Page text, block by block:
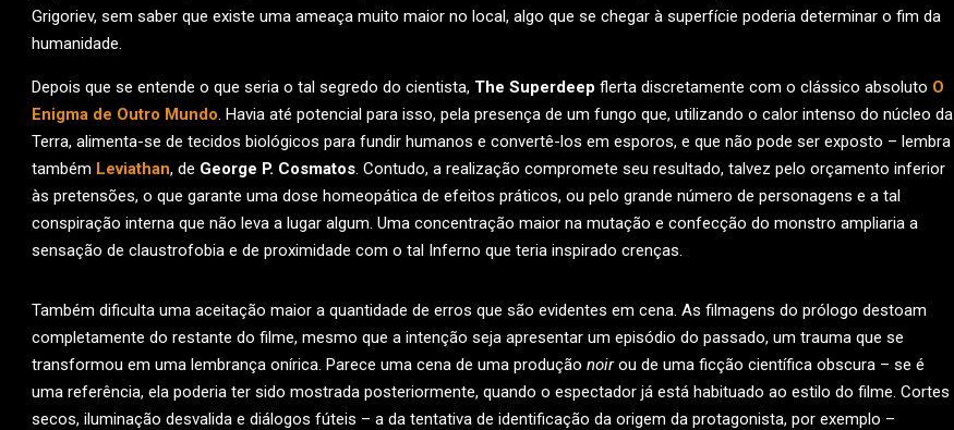
Grigoriev, sem saber que existe uma ameaça muito maior no local, algo que se chegar à superfície poderia determinar o fim da
humanidade.
Depois que se entende o que seria o tal segredo do cientista, The Superdeep flerta discretamente com o clássico absoluto O
Enigma de Outro Mundo. Havia até potencial para isso, pela presença de um fungo que, utilizando o calor intenso do núcleo da
Terra, alimenta-se de tecidos biológicos para fundir humanos e convertê-los em esporos, e que não pode ser exposto – lembra
também Leviathan, de George P. Cosmatos. Contudo, a realização compromete seu resultado, talvez pelo orçamento inferior
às pretensões, o que garante uma dose homeopática de efeitos práticos, ou pelo grande número de personagens e a tal
conspiração interna que não leva a lugar algum. Uma concentração maior na mutação e confecção do monstro ampliaria a
sensação de claustrofobia e de proximidade com o tal Inferno que teria inspirado crenças.
Também dificulta uma aceitação maior a quantidade de erros que são evidentes em cena. As filmagens do prólogo destoam
completamente do restante do filme, mesmo que a intenção seja apresentar um episódio do passado, um trauma que se
transformou em uma lembrança onírica. Parece uma cena de uma produção noirou de uma ficção científica obscura – se é
uma referência, ela poderia ter sido mostrada posteriormente, quando o espectador já está habituado ao estilo do filme. Cortes
secos, iluminação desvalida e diálogos fúteis – a da tentativa de identificação da origem da protagonista, por exemplo –